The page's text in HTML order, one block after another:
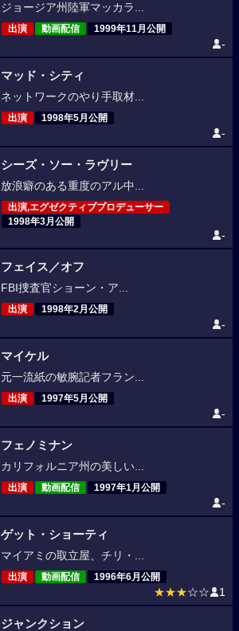
ジョージア州陸軍マッカラ...
出演 動画配信 1999年11月公開
-
マッド・シティ
ネットワークのやり手取材...
出演 1998年5月公開
-
シーズ・ソー・ラヴリー
放浪癖のある重度のアル中...
出演,エグゼクティブプロデューサー
1998年3月公開
-
フェイス／オフ
FBI捜査官ショーン・ア...
出演 1998年2月公開
-
マイケル
元一流紙の敏腕記者フラン...
出演 1997年5月公開
-
フェノミナン
カリフォルニア州の美しい...
出演 動画配信 1997年1月公開
-
ゲット・ショーティ
マイアミの取立屋、チリ・...
出演 動画配信 1996年6月公開
★★★☆☆ 1
ジャンクション